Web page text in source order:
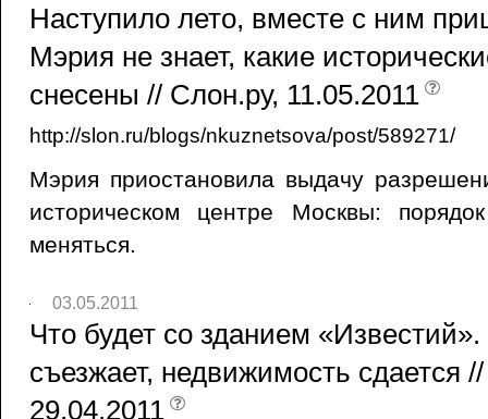
Наступило лето, вместе с ним
Мэрия не знает, какие
снесены // Слон.ру, 11.05.2011
http://slon.ru/blogs/nkuznetsova/post/589271/
Мэрия приостановила выдачу
историческом центре Москвы:
меняться.
03.05.2011
Что будет со зданием
съезжает, недвижимость сдается
29.04.2011